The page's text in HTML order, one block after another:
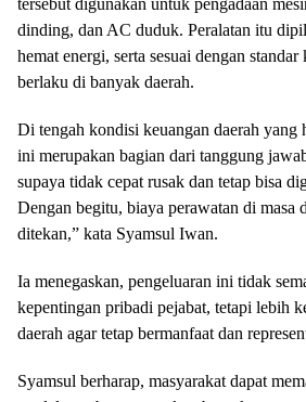
tersebut digunakan untuk pengadaan
dinding, dan AC duduk. Peralatan itu
hemat energi, serta sesuai dengan
berlaku di banyak daerah.
Di tengah kondisi keuangan daerah yang
ini merupakan bagian dari tanggung
supaya tidak cepat rusak dan tetap bisa
Dengan begitu, biaya perawatan di masa
ditekan,” kata Syamsul Iwan.
Ia menegaskan, pengeluaran ini tidak
kepentingan pribadi pejabat, tetapi lebih
daerah agar tetap bermanfaat dan
Syamsul berharap, masyarakat dapat